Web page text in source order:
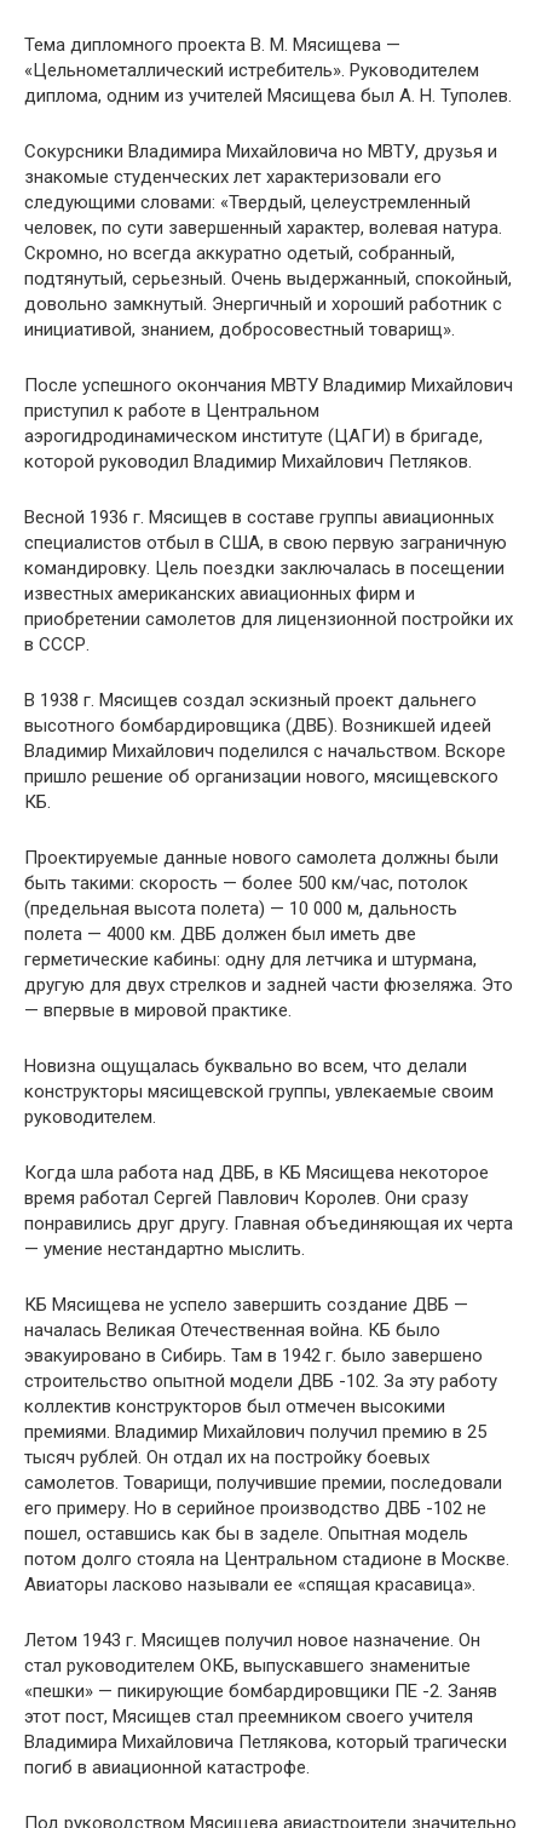
Тема дипломного проекта В. М. Мясищева —
«Цельнометаллический истребитель». Руководителем
диплома, одним из учителей Мясищева был А. Н. Туполев.
Сокурсники Владимира Михайловича но МВТУ, друзья и
знакомые студенческих лет характеризовали его
следующими словами: «Твердый, целеустремленный
человек, по сути завершенный характер, волевая натура.
Скромно, но всегда аккуратно одетый, собранный,
подтянутый, серьезный. Очень выдержанный, спокойный,
довольно замкнутый. Энергичный и хороший работник с
инициативой, знанием, добросовестный товарищ».
После успешного окончания МВТУ Владимир Михайлович
приступил к работе в Центральном
аэрогидродинамическом институте (ЦАГИ) в бригаде,
которой руководил Владимир Михайлович Петляков.
Весной 1936 г. Мясищев в составе группы авиационных
специалистов отбыл в США, в свою первую заграничную
командировку. Цель поездки заключалась в посещении
известных американских авиационных фирм и
приобретении самолетов для лицензионной постройки их
в СССР.
В 1938 г. Мясищев создал эскизный проект дальнего
высотного бомбардировщика (ДВБ). Возникшей идеей
Владимир Михайлович поделился с начальством. Вскоре
пришло решение об организации нового, мясищевского
КБ.
Проектируемые данные нового самолета должны были
быть такими: скорость — более 500 км/час, потолок
(предельная высота полета) — 10 000 м, дальность
полета — 4000 км. ДВБ должен был иметь две
герметические кабины: одну для летчика и штурмана,
другую для двух стрелков и задней части фюзеляжа. Это
— впервые в мировой практике.
Новизна ощущалась буквально во всем, что делали
конструкторы мясищевской группы, увлекаемые своим
руководителем.
Когда шла работа над ДВБ, в КБ Мясищева некоторое
время работал Сергей Павлович Королев. Они сразу
понравились друг другу. Главная объединяющая их черта
— умение нестандартно мыслить.
КБ Мясищева не успело завершить создание ДВБ —
началась Великая Отечественная война. КБ было
эвакуировано в Сибирь. Там в 1942 г. было завершено
строительство опытной модели ДВБ -102. За эту работу
коллектив конструкторов был отмечен высокими
премиями. Владимир Михайлович получил премию в 25
тысяч рублей. Он отдал их на постройку боевых
самолетов. Товарищи, получившие премии, последовали
его примеру. Но в серийное производство ДВБ -102 не
пошел, оставшись как бы в заделе. Опытная модель
потом долго стояла на Центральном стадионе в Москве.
Авиаторы ласково называли ее «спящая красавица».
Летом 1943 г. Мясищев получил новое назначение. Он
стал руководителем ОКБ, выпускавшего знаменитые
«пешки» — пикирующие бомбардировщики ПЕ -2. Заняв
этот пост, Мясищев стал преемником своего учителя
Владимира Михайловича Петлякова, который трагически
погиб в авиационной катастрофе.
Под руководством Мясищева авиастроители значительно